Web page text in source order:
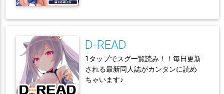
D-READ
1タップでスグ一覧読み！！毎日更新
される最新同人誌がカンタンに読め
ちゃいます♪